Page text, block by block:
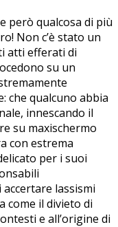
però qualcosa di più
Non c’è stato un
atti efferati di
su un
che qualcuno abbia
innescando il
su maxischermo
con estrema
per i suoi
lassismi
come il divieto di
e all’origine di